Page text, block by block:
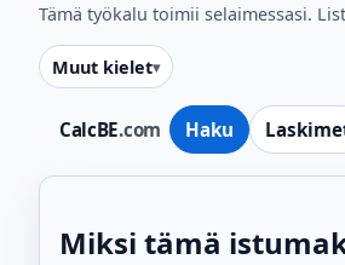
CalcBE.com Haku
Tämä työkalu toimii selaimessasi.
Muut kielet
Miksi tämä